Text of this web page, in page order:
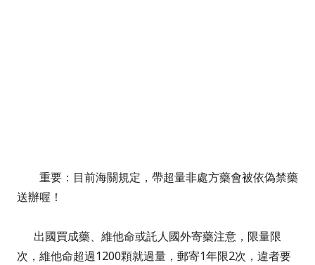
重要：目前海關規定，帶超量非處方藥會被依偽禁藥
送辦喔！
出國買成藥、維他命或託人國外寄藥注意，限量限
次，維他命超過1200顆就過量，郵寄1年限2次，違者要